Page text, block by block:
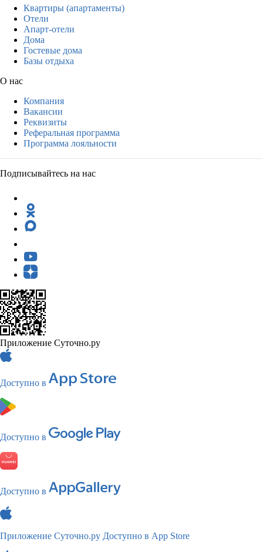
Квартиры (апартаменты)
Отели
Апарт-отели
Дома
Гостевые дома
Базы отдыха
О нас
Компания
Вакансии
Реквизиты
Реферальная программа
Программа лояльности
Подписывайтесь на нас
Приложение Суточно.ру
Доступно в
Доступно в
Доступно в
Приложение Суточно.ру Доступно в App Store